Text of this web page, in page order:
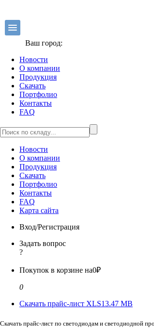
Ваш город:
Новости
О компании
Продукция
Скачать
Портфолио
Контакты
FAQ
Новости
О компании
Продукция
Скачать
Портфолио
Контакты
FAQ
Карта сайта
Вход/Регистрация
Задать вопрос
?
Покупок в корзине на0₽
0
Скачать прайс-лист XLS13.47 MB
Скачать прайс-лист по светодиодам и светодиодной